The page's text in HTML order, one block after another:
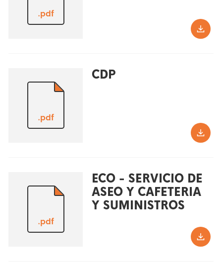
.pdf
.pdf
CDP
.pdf
ECO - SERVICIO DE
ASEO Y CAFETERIA
Y SUMINISTROS